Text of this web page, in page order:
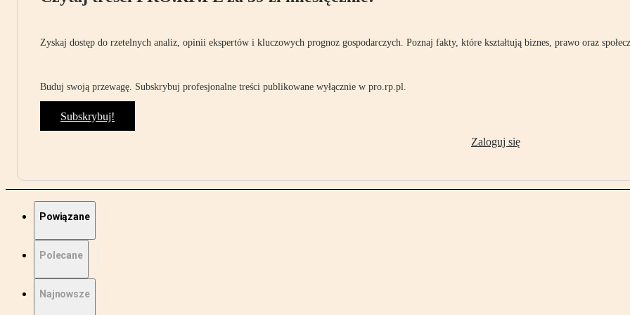
Zyskaj dostęp do rzetelnych analiz, opinii ekspertów i kluczowych prognoz gospodarczych. Poznaj fakty, które kształtują biznes, prawo oraz
Buduj swoją przewagę. Subskrybuj profesjonalne treści publikowane wyłącznie w pro.rp.pl.
Subskrybuj!
Zaloguj się
Powiązane
Polecane
Najnowsze